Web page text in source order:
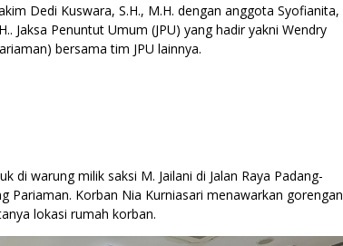
Dedi Kuswara, S.H., M.H. dengan anggota Syofianita,
Jaksa Penuntut Umum (JPU) yang hadir yakni Wendry
bersama tim JPU lainnya.
di warung milik saksi M. Jailani di Jalan Raya Padang-
Pariaman. Korban Nia Kurniasari menawarkan gorengan
lokasi rumah korban.